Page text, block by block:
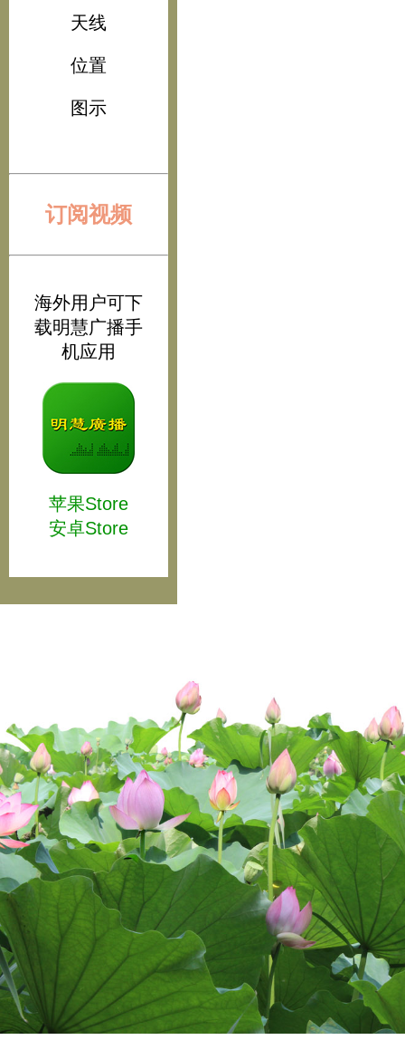
天线
位置
图示
订阅视频
海外用户可下
载明慧广播手
机应用
苹果Store
安卓Store